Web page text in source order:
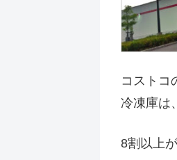
コストコ
冷凍庫は、
8割以上